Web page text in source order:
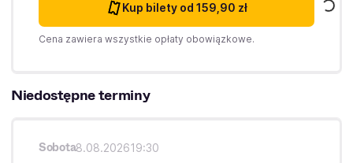
Kup bilety od 159,90 zł
Cena zawiera wszystkie opłaty obowiązkowe.
Niedostępne terminy
Sobota8.08.202619:30